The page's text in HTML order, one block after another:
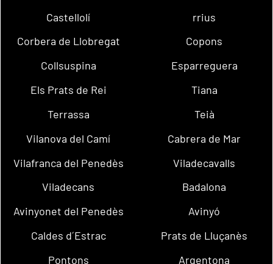
Castellolí
rrius
Corbera de Llobregat
Copons
Collsuspina
Esparreguera
Els Prats de Rei
Tiana
Terrassa
Teià
Vilanova del Camí
Cabrera de Mar
Vilafranca del Penedès
Viladecavalls
Viladecans
Badalona
Avinyonet del Penedès
Avinyó
Caldes d´Estrac
Prats de Lluçanès
Pontons
Argentona